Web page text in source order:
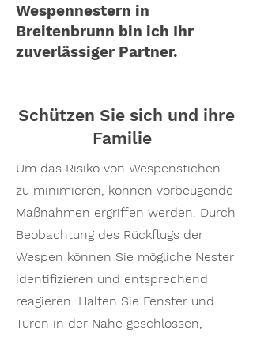
Wespennestern in
Breitenbrunn bin ich Ihr
zuverlässiger Partner.
Schützen Sie sich und ihre
Familie
Um das Risiko von Wespenstichen
zu minimieren, können vorbeugende
Maßnahmen ergriffen werden. Durch
Beobachtung des Rückflugs der
Wespen können Sie mögliche Nester
identifizieren und entsprechend
reagieren. Halten Sie Fenster und
Türen in der Nähe geschlossen,